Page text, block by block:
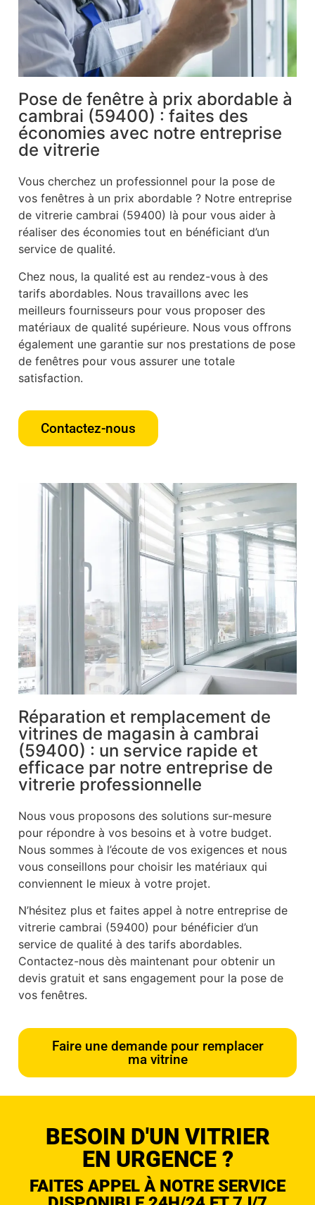
Pose de fenêtre à prix abordable à
cambrai (59400) : faites des
économies avec notre entreprise
de vitrerie
Vous cherchez un professionnel pour la pose de
vos fenêtres à un prix abordable ? Notre entreprise
de vitrerie cambrai (59400) là pour vous aider à
réaliser des économies tout en bénéficiant d’un
service de qualité.
Chez nous, la qualité est au rendez-vous à des
tarifs abordables. Nous travaillons avec les
meilleurs fournisseurs pour vous proposer des
matériaux de qualité supérieure. Nous vous offrons
également une garantie sur nos prestations de pose
de fenêtres pour vous assurer une totale
satisfaction.
Contactez-nous
Réparation et remplacement de
vitrines de magasin à cambrai
(59400) : un service rapide et
efficace par notre entreprise de
vitrerie professionnelle
Nous vous proposons des solutions sur-mesure
pour répondre à vos besoins et à votre budget.
Nous sommes à l’écoute de vos exigences et nous
vous conseillons pour choisir les matériaux qui
conviennent le mieux à votre projet.
N’hésitez plus et faites appel à notre entreprise de
vitrerie cambrai (59400) pour bénéficier d’un
service de qualité à des tarifs abordables.
Contactez-nous dès maintenant pour obtenir un
devis gratuit et sans engagement pour la pose de
vos fenêtres.
Faire une demande pour remplacer
ma vitrine
BESOIN D'UN VITRIER
EN URGENCE ?
FAITES APPEL À NOTRE SERVICE